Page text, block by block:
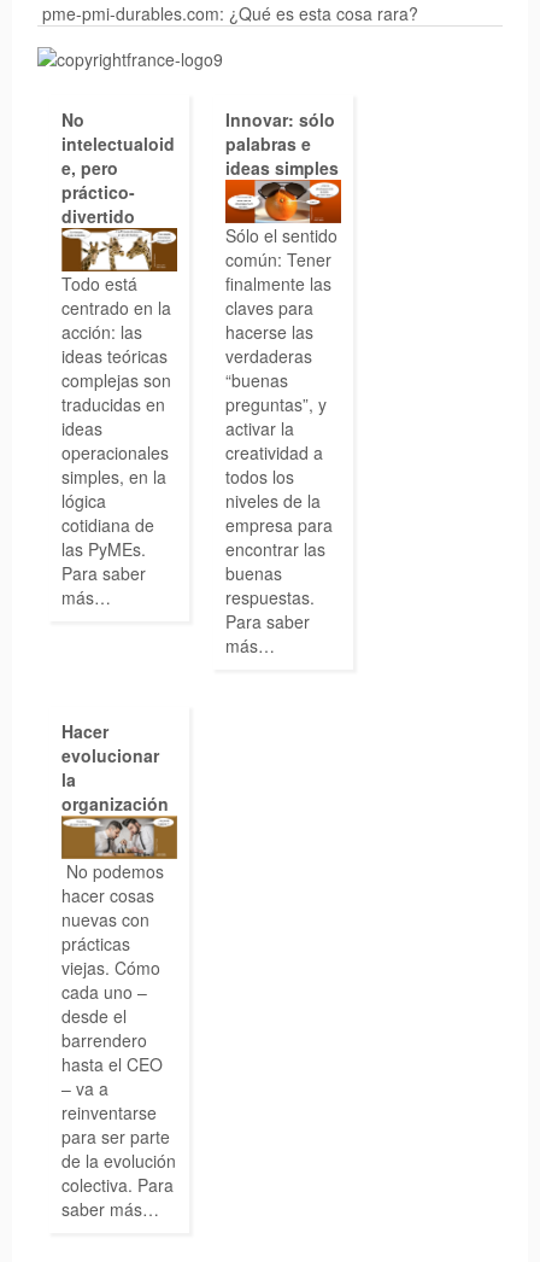
pme-pmi-durables.com: ¿Qué es esta cosa rara?
No
intelectualoid
e, pero
práctico-
divertido
Todo está
centrado en la
acción: las
ideas teóricas
complejas son
traducidas en
ideas
operacionales
simples, en la
lógica
cotidiana de
las PyMEs.
Para saber
más…
Innovar: sólo
palabras e
ideas simples
Sólo el sentido
común: Tener
finalmente las
claves para
hacerse las
verdaderas
“buenas
preguntas”, y
activar la
creatividad a
todos los
niveles de la
empresa para
encontrar las
buenas
respuestas.
Para saber
más…
Hacer
evolucionar
la
organización
No podemos
hacer cosas
nuevas con
prácticas
viejas. Cómo
cada uno –
desde el
barrendero
hasta el CEO
– va a
reinventarse
para ser parte
de la evolución
colectiva. Para
saber más…